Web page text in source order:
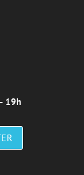
19h